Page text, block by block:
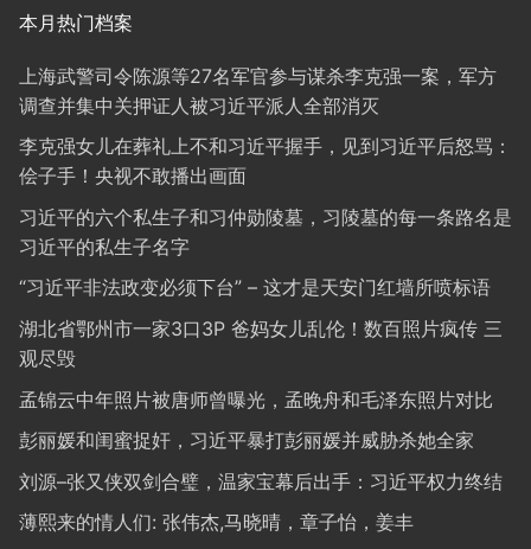
本月热门档案
上海武警司令陈源等27名军官参与谋杀李克强一案，军方
调查并集中关押证人被习近平派人全部消灭
李克强女儿在葬礼上不和习近平握手，见到习近平后怒骂：
侩子手！央视不敢播出画面
习近平的六个私生子和习仲勋陵墓，习陵墓的每一条路名是
习近平的私生子名字
“习近平非法政变必须下台” – 这才是天安门红墙所喷标语
湖北省鄂州市一家3口3P 爸妈女儿乱伦！数百照片疯传 三
观尽毁
孟锦云中年照片被唐师曾曝光，孟晚舟和毛泽东照片对比
彭丽媛和闺蜜捉奸，习近平暴打彭丽媛并威胁杀她全家
刘源–张又侠双剑合璧，温家宝幕后出手：习近平权力终结
薄熙来的情人们: 张伟杰,马晓晴，章子怡，姜丰